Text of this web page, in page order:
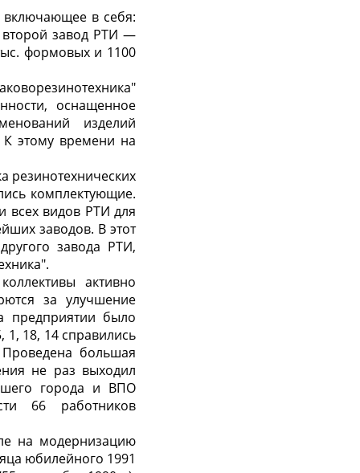
включающее в себя:
завод РТИ —
формовых и 1100
оснащенное
изделий
К этому времени на
резинотехнических
комплектующие.
всех видов РТИ для
заводов. В этот
завода РТИ,
активно
за улучшение
предприятии было
18, 14 справились
большая
не раз выходил
города и ВПО
66 работников
на модернизацию
юбилейного 1991